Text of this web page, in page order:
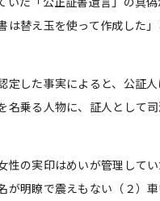
は替え玉を使って作成した
定した事実によると、公証
名乗る人物に、証人として
性の実印はめいが管理して
が明瞭で震えもない（２）